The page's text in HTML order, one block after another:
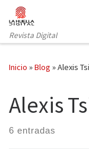
Saltar al contenido
Revista Digital
Inicio »Blog »Alexis
Alexis
6 entradas